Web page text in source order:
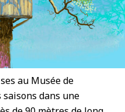
au Musée de
saisons dans une